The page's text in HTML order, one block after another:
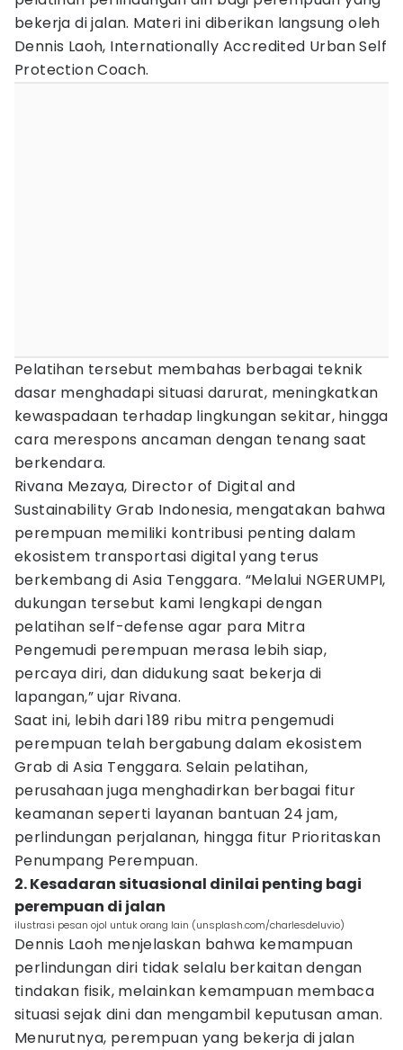
bekerja di jalan. Materi ini diberikan langsung oleh
Dennis Laoh, Internationally Accredited Urban Self
Protection Coach.
Pelatihan tersebut membahas berbagai teknik
dasar menghadapi situasi darurat, meningkatkan
kewaspadaan terhadap lingkungan sekitar, hingga
cara merespons ancaman dengan tenang saat
berkendara.
Rivana Mezaya, Director of Digital and
Sustainability Grab Indonesia, mengatakan bahwa
perempuan memiliki kontribusi penting dalam
ekosistem transportasi digital yang terus
berkembang di Asia Tenggara. “Melalui NGERUMPI,
dukungan tersebut kami lengkapi dengan
pelatihan self-defense agar para Mitra
Pengemudi perempuan merasa lebih siap,
percaya diri, dan didukung saat bekerja di
lapangan,” ujar Rivana.
Saat ini, lebih dari 189 ribu mitra pengemudi
perempuan telah bergabung dalam ekosistem
Grab di Asia Tenggara. Selain pelatihan,
perusahaan juga menghadirkan berbagai fitur
keamanan seperti layanan bantuan 24 jam,
perlindungan perjalanan, hingga fitur Prioritaskan
Penumpang Perempuan.
2. Kesadaran situasional dinilai penting bagi
perempuan di jalan
ilustrasi pesan ojol untuk orang lain (unsplash.com/charlesdeluvio)
Dennis Laoh menjelaskan bahwa kemampuan
perlindungan diri tidak selalu berkaitan dengan
tindakan fisik, melainkan kemampuan membaca
situasi sejak dini dan mengambil keputusan aman.
Menurutnya, perempuan yang bekerja di jalan